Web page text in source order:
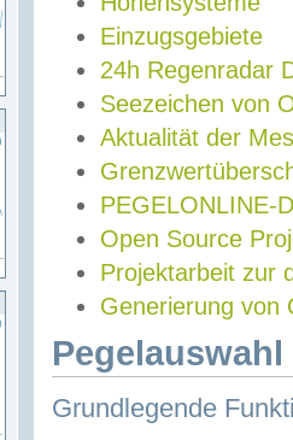
Einzugsgebiete
24h Regenradar
Seezeichen von
Aktualität der
PEGELONLINE-
Open Source
Projektarbeit zur
Generierung von
Grundlegende